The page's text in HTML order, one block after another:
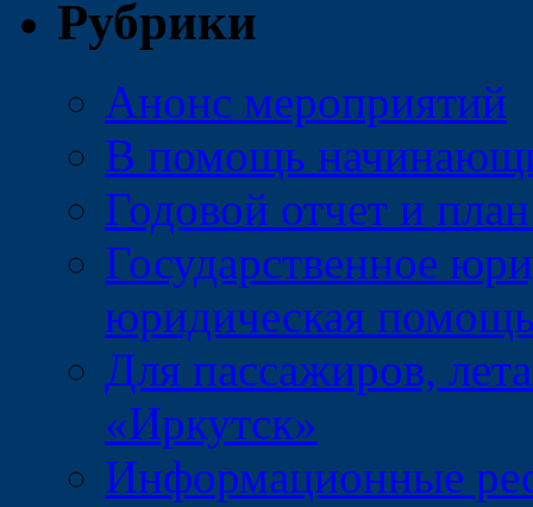
Рубрики
Анонс мероприятий
В помощь
Годовой отчет и
Государственное
юридическая
Для пассажиров,
«Иркутск»
Информационные